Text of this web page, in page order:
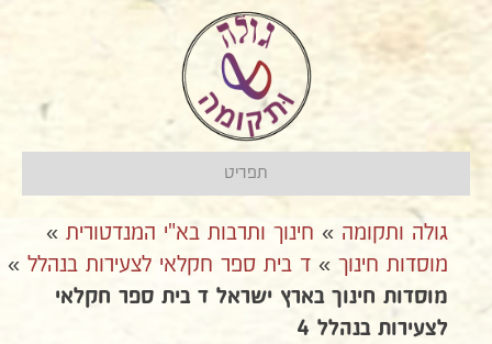
תפריט
גולה ותקומה » חינוך ותרבות בא"י המנדטורית »
מוסדות חינוך » ד בית ספר חקלאי לצעירות בנהלל »
מוסדות חינוך בארץ ישראל ד בית ספר חקלאי
לצעירות בנהלל 4